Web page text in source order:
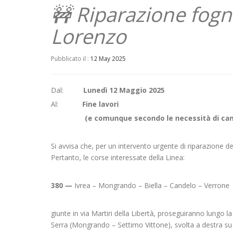
🚧 Riparazione
Lorenzo
Pubblicato il : 12 May 2025
Dal: Lunedì 12 Maggio 2025
Al: Fine lavori
(e comunque secondo le necessità di
Si avvisa che, per un intervento urgente di riparazione
Pertanto, le corse interessate della Linea:
380 — Ivrea – Mongrando – Biella – Candelo – Verrone
giunte in via Martiri della Libertà, proseguiranno lungo
Serra (Mongrando – Settimo Vittone), svolta a destra